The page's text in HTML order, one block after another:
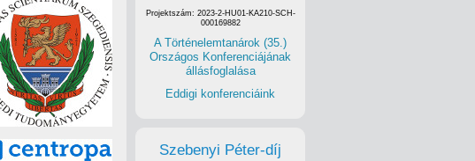
Projektszám: 2023-2-HU01-KA210-SCH-
000169882
A Történelemtanárok (35.)
Országos Konferenciájának
állásfoglalása
Eddigi konferenciáink
Szebenyi Péter-díj